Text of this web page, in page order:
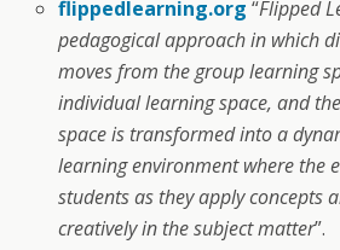
flippedlearning.org “Flipped
pedagogical approach in which
moves from the group learning
individual learning space, and
space is transformed into a
learning environment where the
students as they apply concepts
creatively in the subject matter”.